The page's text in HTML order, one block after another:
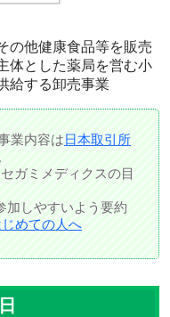
の他健康食品等を販売
体とした薬局を営む小
給する卸売事業
業内容は日本取引所
ガミメディクスの目
加しやすいよう要約
じめての人へ